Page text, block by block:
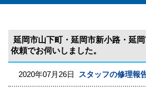
延岡市山下町・延岡市新小路・延
依頼でお伺いしました。
2020年07月26日 スタッフの修理報